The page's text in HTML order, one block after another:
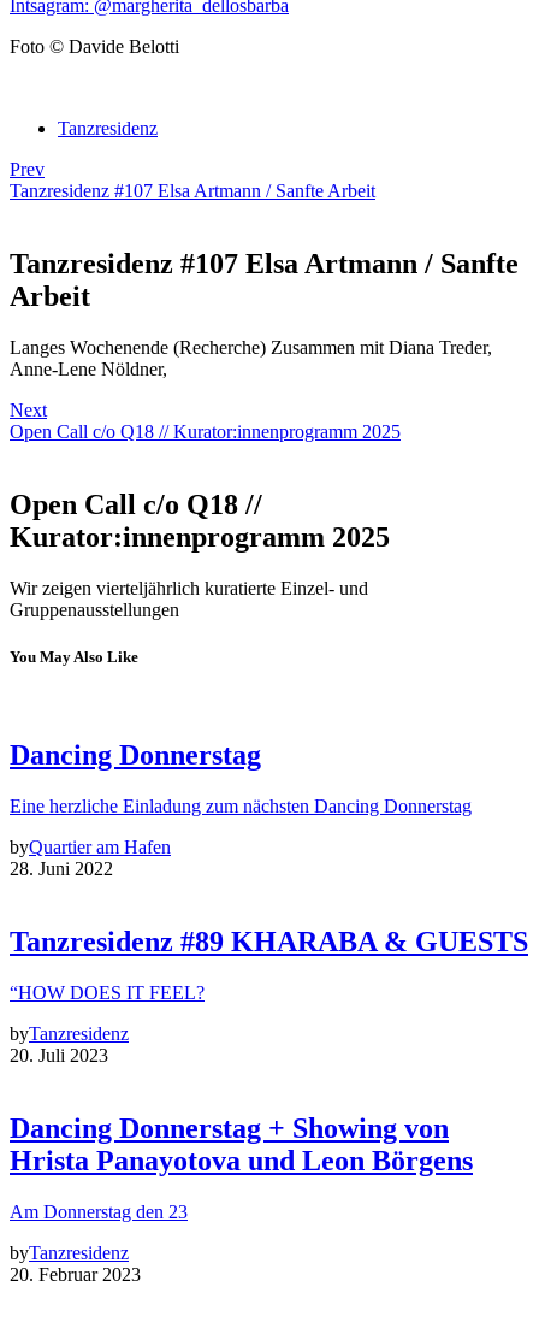
Intsagram: @margherita_dellosbarba
Foto © Davide Belotti
Tanzresidenz
Prev
Tanzresidenz #107 Elsa Artmann / Sanfte Arbeit
Tanzresidenz #107 Elsa Artmann / Sanfte
Arbeit
Langes Wochenende (Recherche) Zusammen mit Diana Treder,
Anne-Lene Nöldner,
Next
Open Call c/o Q18 // Kurator:innenprogramm 2025
Open Call c/o Q18 //
Kurator:innenprogramm 2025
Wir zeigen vierteljährlich kuratierte Einzel- und
Gruppenausstellungen
You May Also Like
Dancing Donnerstag
Eine herzliche Einladung zum nächsten Dancing Donnerstag
byQuartier am Hafen
28. Juni 2022
Tanzresidenz #89 KHARABA & GUESTS
“HOW DOES IT FEEL?
byTanzresidenz
20. Juli 2023
Dancing Donnerstag + Showing von
Hrista Panayotova und Leon Börgens
Am Donnerstag den 23
byTanzresidenz
20. Februar 2023